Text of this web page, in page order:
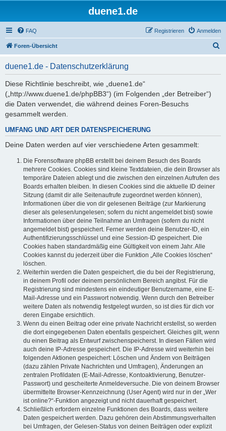
duene1.de
FAQ Anmelden
Registrieren
Foren-Übersicht
duene1.de - Datenschutzerklärung
Diese Richtlinie beschreibt, wie „duene1.de“
(„http://www.duene1.de/phpBB3“) (im Folgenden „der Betreiber“)
die Daten verwendet, die während deines Foren-Besuchs
gesammelt werden.
UMFANG UND ART DER DATENSPEICHERUNG
Deine Daten werden auf vier verschiedene Arten gesammelt:
Die Forensoftware phpBB erstellt bei deinem Besuch des Boards
mehrere Cookies. Cookies sind kleine Textdateien, die dein Browser als
temporäre Dateien ablegt und die zwischen den einzelnen Aufrufen des
Boards erhalten bleiben. In diesen Cookies sind die aktuelle ID deiner
Sitzung (damit dir alle Seitenaufrufe zugeordnet werden können),
Informationen über die von dir gelesenen Beiträge (zur Markierung
dieser als gelesen/ungelesen; sofern du nicht angemeldet bist) sowie
Informationen über deine Teilnahme an Umfragen (sofern du nicht
angemeldet bist) gespeichert. Ferner werden deine Benutzer-ID, ein
Authentifizierungsschlüssel und eine Session-ID gespeichert. Die
Cookies haben standardmäßig eine Gültigkeit von einem Jahr. Alle
Cookies kannst du jederzeit über die Funktion „Alle Cookies löschen“
löschen.
Weiterhin werden die Daten gespeichert, die du bei der Registrierung,
in deinem Profil oder deinem persönlichem Bereich angibst. Für die
Registrierung sind mindestens ein eindeutiger Benutzername, eine E-
Mail-Adresse und ein Passwort notwendig. Wenn durch den Betreiber
weitere Daten als notwendig festgelegt wurden, so ist dies für dich vor
deren Eingabe ersichtlich.
Wenn du einen Beitrag oder eine private Nachricht erstellst, so werden
die dort eingegebenen Daten ebenfalls gespeichert. Gleiches gilt, wenn
du einen Beitrag als Entwurf zwischenspeicherst. In diesen Fällen wird
auch deine IP-Adresse gespeichert. Die IP-Adresse wird weiterhin bei
folgenden Aktionen gespeichert: Löschen und Ändern von Beiträgen
(dazu zählen Private Nachrichten und Umfragen), Änderungen an
zentralen Profildaten (E-Mail-Adresse, Kontoaktivierung, Benutzer-
Passwort) und gescheiterte Anmeldeversuche. Die von deinem Browser
übermittelte Browser-Kennzeichnung (User Agent) wird nur in der „Wer
ist online?“-Funktion angezeigt und nicht dauerhaft gespeichert.
Schließlich erfordern einzelne Funktionen des Boards, dass weitere
Daten gespeichert werden. Dazu gehören dein Abstimmungsverhalten
bei Umfragen, der Gelesen-Status von deinen Beiträgen oder explizit